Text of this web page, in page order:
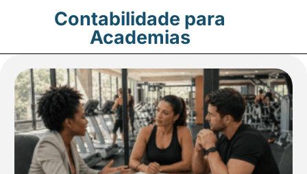
Contabilidade para
Academias